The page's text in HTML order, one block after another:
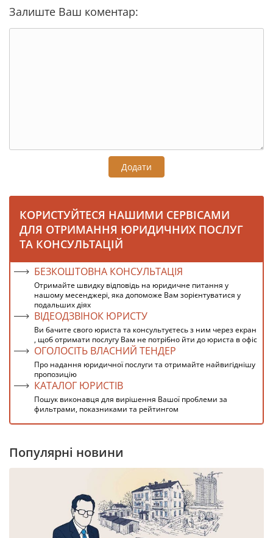
Залиште Ваш коментар:
Додати
КОРИСТУЙТЕСЯ НАШИМИ СЕРВІСАМИ
ДЛЯ ОТРИМАННЯ ЮРИДИЧНИХ ПОСЛУГ
ТА КОНСУЛЬТАЦІЙ
БЕЗКОШТОВНА КОНСУЛЬТАЦІЯ
Отримайте швидку відповідь на юридичне питання у
нашому месенджері, яка допоможе Вам зорієнтуватися у
подальших діях
ВІДЕОДЗВІНОК ЮРИСТУ
Ви бачите свого юриста та консультуєтесь з ним через екран
, щоб отримати послугу Вам не потрібно йти до юриста в офіс
ОГОЛОСІТЬ ВЛАСНИЙ ТЕНДЕР
Про надання юридичної послуги та отримайте найвигіднішу
пропозицію
КАТАЛОГ ЮРИСТІВ
Пошук виконавця для вирішення Вашої проблеми за
фильтрами, показниками та рейтингом
Популярні новини